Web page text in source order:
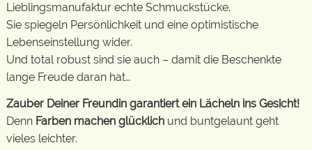
Lieblingsmanufaktur echte Schmuckstücke.
Sie spiegeln Persönlichkeit und eine optimistische
Lebenseinstellung wider.
Und total robust sind sie auch – damit die Beschenkte
lange Freude daran hat…
Zauber Deiner Freundin garantiert ein Lächeln ins Gesicht!
Denn Farben machen glücklich und buntgelaunt geht
vieles leichter.